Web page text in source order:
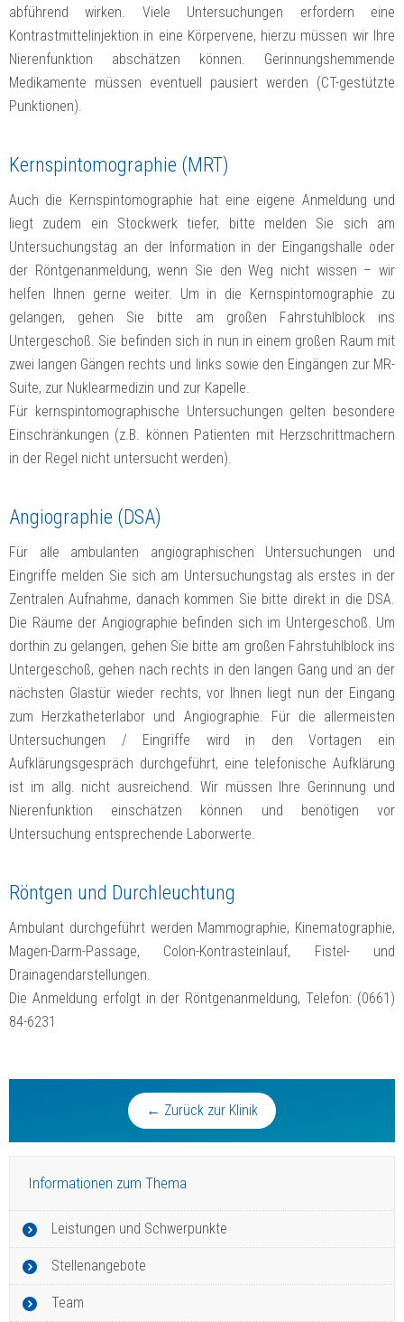
← Zurück zur Klinik
Informationen zum Thema
Leistungen und Schwerpunkte
Stellenangebote
Team
abführend wirken. Viele Untersuchungen erfordern eine
Kontrastmittelinjektion in eine Körpervene, hierzu müssen wir Ihre
Nierenfunktion abschätzen können. Gerinnungshemmende
Medikamente müssen eventuell pausiert werden (CT-gestützte
Punktionen).
Kernspintomographie (MRT)
Auch die Kernspintomographie hat eine eigene Anmeldung und
liegt zudem ein Stockwerk tiefer, bitte melden Sie sich am
Untersuchungstag an der Information in der Eingangshalle oder
der Röntgenanmeldung, wenn Sie den Weg nicht wissen – wir
helfen Ihnen gerne weiter. Um in die Kernspintomographie zu
gelangen, gehen Sie bitte am großen Fahrstuhlblock ins
Untergeschoß. Sie befinden sich in nun in einem großen Raum mit
zwei langen Gängen rechts und links sowie den Eingängen zur MR-
Suite, zur Nuklearmedizin und zur Kapelle.
Für kernspintomographische Untersuchungen gelten besondere
Einschränkungen (z.B. können Patienten mit Herzschrittmachern
in der Regel nicht untersucht werden).
Angiographie (DSA)
Für alle ambulanten angiographischen Untersuchungen und
Eingriffe melden Sie sich am Untersuchungstag als erstes in der
Zentralen Aufnahme, danach kommen Sie bitte direkt in die DSA.
Die Räume der Angiographie befinden sich im Untergeschoß. Um
dorthin zu gelangen, gehen Sie bitte am großen Fahrstuhlblock ins
Untergeschoß, gehen nach rechts in den langen Gang und an der
nächsten Glastür wieder rechts, vor Ihnen liegt nun der Eingang
zum Herzkatheterlabor und Angiographie. Für die allermeisten
Untersuchungen / Eingriffe wird in den Vortagen ein
Aufklärungsgespräch durchgeführt, eine telefonische Aufklärung
ist im allg. nicht ausreichend. Wir müssen Ihre Gerinnung und
Nierenfunktion einschätzen können und benötigen vor
Untersuchung entsprechende Laborwerte.
Röntgen und Durchleuchtung
Ambulant durchgeführt werden Mammographie, Kinematographie,
Magen-Darm-Passage, Colon-Kontrasteinlauf, Fistel- und
Drainagendarstellungen.
Die Anmeldung erfolgt in der Röntgenanmeldung, Telefon: (0661)
84-6231